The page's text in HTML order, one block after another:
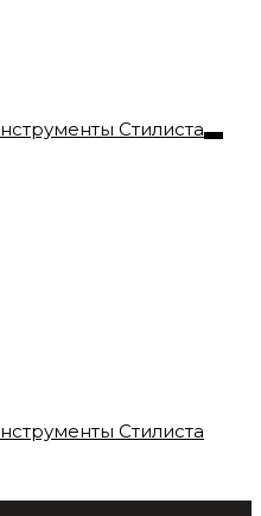
Стилиста
Стилиста